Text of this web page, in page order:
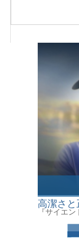
高潔さと
『サイエ